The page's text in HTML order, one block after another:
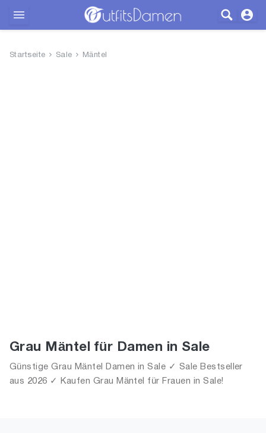
Startseite Sale Mäntel
Grau Mäntel für Damen in Sale
Günstige Grau Mäntel Damen in Sale ✓ Sale Bestseller
aus 2026 ✓ Kaufen Grau Mäntel für Frauen in Sale!